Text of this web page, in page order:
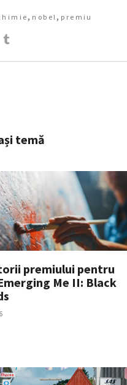
, nobel, premiu
temă
premiului pentru
Me II: Black